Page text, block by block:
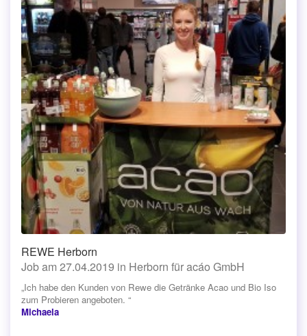
REWE Herborn
Job am 27.04.2019 in Herborn für acáo GmbH
„Ich habe den Kunden von Rewe die Getränke Acao und Bio Iso
zum Probieren angeboten. “
Michaela